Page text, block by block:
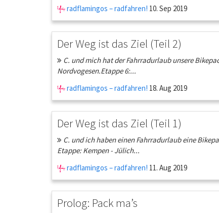
radflamingos – radfahren! 10. Sep 2019
Der Weg ist das Ziel (Teil 2)
C. und mich hat der Fahrradurlaub unsere
Nordvogesen.Etappe 6:...
radflamingos – radfahren! 18. Aug 2019
Der Weg ist das Ziel (Teil 1)
C. und ich haben einen Fahrradurlaub eine
Etappe: Kempen - Jülich...
radflamingos – radfahren! 11. Aug 2019
Prolog: Pack ma’s